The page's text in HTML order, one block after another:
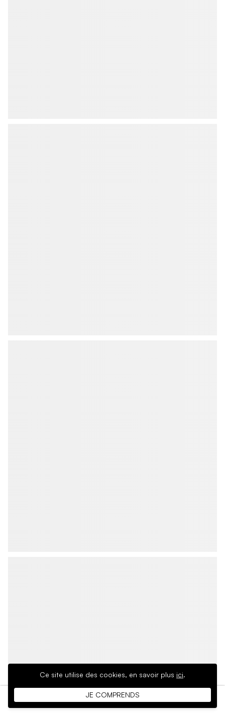
Ce site utilise des cookies, en savoir plus ici.
JE COMPRENDS